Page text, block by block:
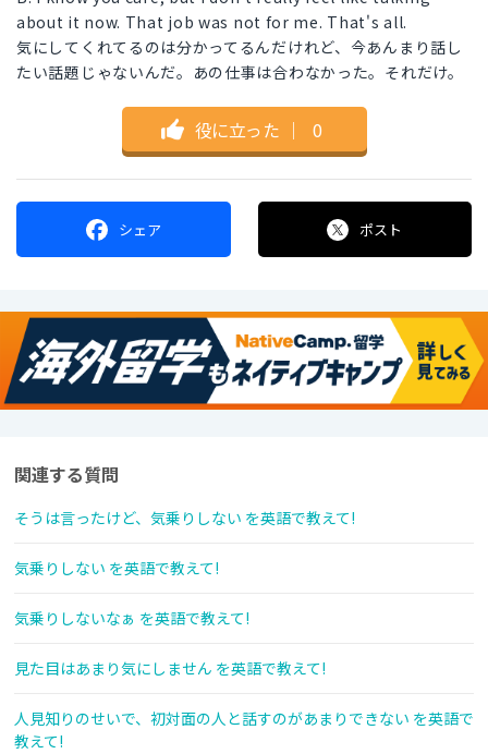
about it now. That job was not for me. That's all.
気にしてくれてるのは分かってるんだけれど、今あんまり話し
たい話題じゃないんだ。あの仕事は合わなかった。それだけ。
役に立った ｜ 0
シェア ポスト
関連する質問
そうは言ったけど、気乗りしない を英語で教えて!
気乗りしない を英語で教えて!
気乗りしないなぁ を英語で教えて!
見た目はあまり気にしません を英語で教えて!
人見知りのせいで、初対面の人と話すのがあまりできない を英語で
教えて!